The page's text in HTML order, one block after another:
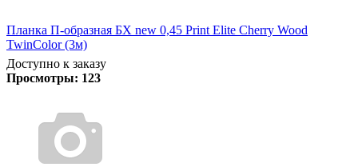
Планка П-образная БХ new 0,45 Print Elite Cherry Wood
TwinColor (3м)
Доступно к заказу
Просмотры: 123